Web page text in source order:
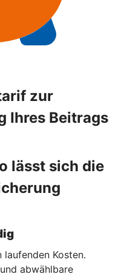
zur
Ihres Beitrags
lässt sich die
Kosten.
abwählbare